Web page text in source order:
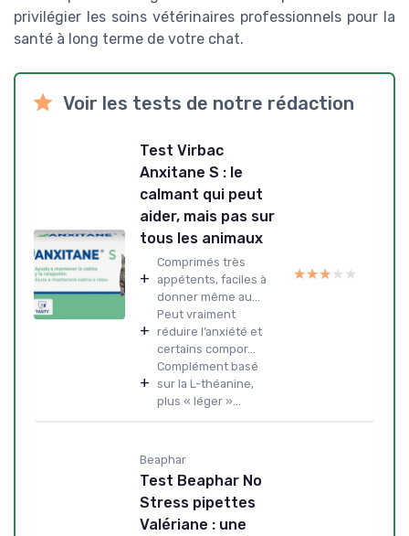
privilégier les soins vétérinaires professionnels pour la
santé à long terme de votre chat.
Voir les tests de notre rédaction
Test Virbac
Anxitane S : le
calmant qui peut
aider, mais pas sur
tous les animaux
+
Comprimés très
appétents, faciles à
donner même au...
+
Peut vraiment
réduire l’anxiété et
certains compor...
+
Complément basé
sur la L-théanine,
plus « léger »...
★★★★★
★★★★★
Beaphar
Test Beaphar No
Stress pipettes
Valériane : une